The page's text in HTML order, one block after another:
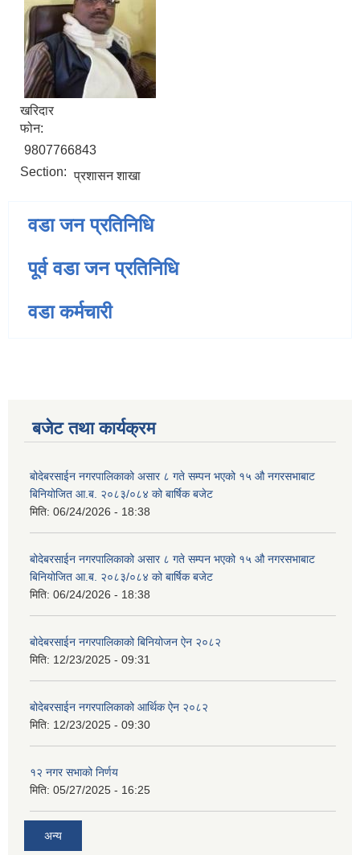
खरिदार
फोन:
9807766843
Section: प्रशासन शाखा
वडा जन प्रतिनिधि
पूर्व वडा जन प्रतिनिधि
वडा कर्मचारी
बजेट तथा कार्यक्रम
बोदेबरसाईन नगरपालिकाको असार ८ गते सम्पन भएको १५ ‍‍‍औ नगरसभाबाट
बिनियोजित आ.ब. २०८३/०८४ को बार्षिक बजेट
मिति: 06/24/2026 - 18:38
बोदेबरसाईन नगरपालिकाको असार ८ गते सम्पन भएको १५ ‍‍‍औ नगरसभाबाट
बिनियोजित आ.ब. २०८३/०८४ को बार्षिक बजेट
मिति: 06/24/2026 - 18:38
बोदेबरसाईन नगरपालिकाको बिनियोजन ऐन २०८२
मिति: 12/23/2025 - 09:31
बोदेबरसाईन नगरपालिकाको आर्थिक ऐन २०८२
मिति: 12/23/2025 - 09:30
१२ नगर सभाको निर्णय
मिति: 05/27/2025 - 16:25
अन्य